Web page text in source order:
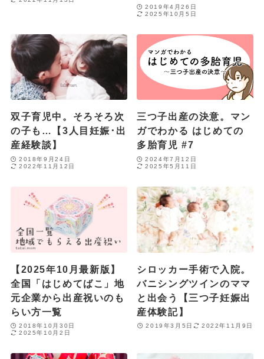
2019年4月26日
2025年10月5日
双子育児中。そろそろ次
の子も…【3人目妊娠･出
産経験談】
2018年9月24日
2022年11月12日
三つ子出産の決意。マン
ガでわかる はじめての
多胎育児 #7
2024年7月12日
2025年5月11日
【2025年10月最新版】
全国「はじめてばこ」地
元企業から出産祝いのも
らい方一覧
2018年10月30日
2025年10月2日
シロッカー手術で入院。
バニシングツインのママ
と出会う【三つ子妊娠出
産体験記】
2019年3月5日 2022年11月9日